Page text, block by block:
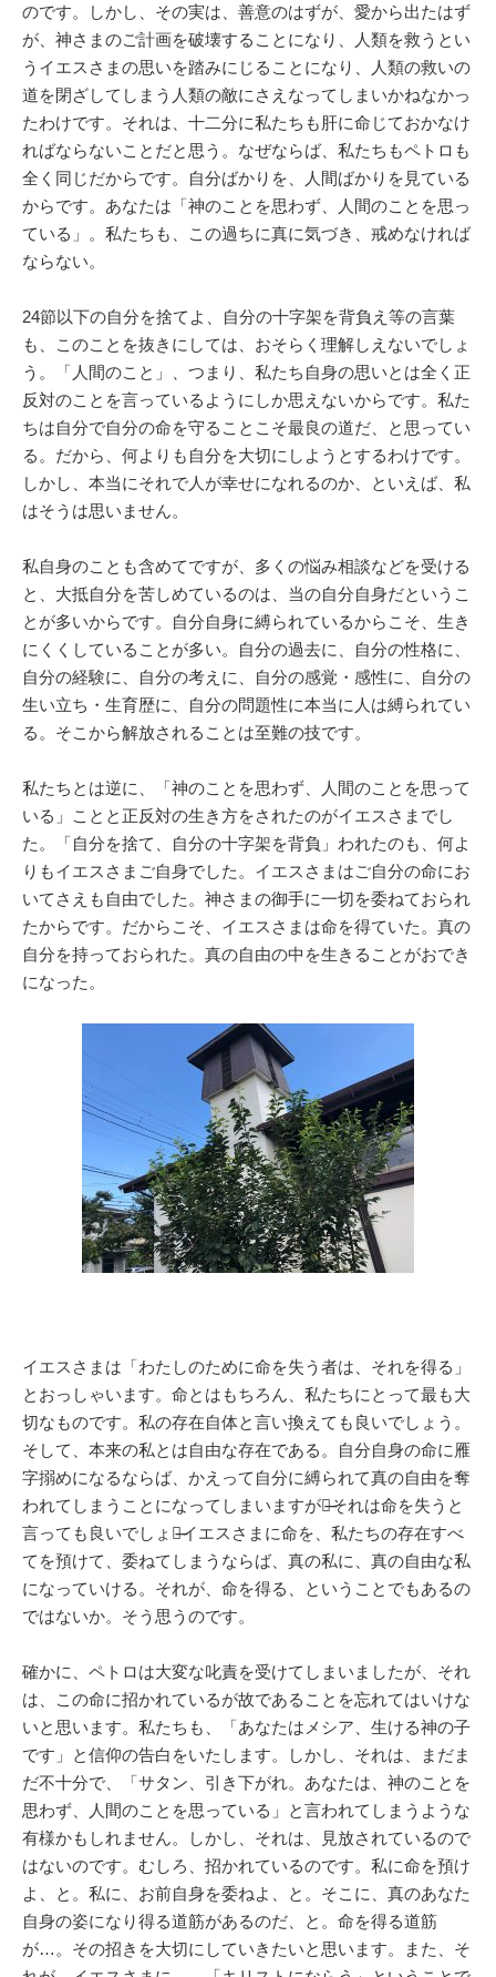
のです。しかし、その実は、善意のはずが、愛から出たはず
が、神さまのご計画を破壊することになり、人類を救うとい
うイエスさまの思いを踏みにじることになり、人類の救いの
道を閉ざしてしまう人類の敵にさえなってしまいかねなかっ
たわけです。それは、十二分に私たちも肝に命じておかなけ
ればならないことだと思う。なぜならば、私たちもペトロも
全く同じだからです。自分ばかりを、人間ばかりを見ている
からです。あなたは「神のことを思わず、人間のことを思っ
ている」。私たちも、この過ちに真に気づき、戒めなければ
ならない。
24節以下の自分を捨てよ、自分の十字架を背負え等の言葉
も、このことを抜きにしては、おそらく理解しえないでしょ
う。「人間のこと」、つまり、私たち自身の思いとは全く正
反対のことを言っているようにしか思えないからです。私た
ちは自分で自分の命を守ることこそ最良の道だ、と思ってい
る。だから、何よりも自分を大切にしようとするわけです。
しかし、本当にそれで人が幸せになれるのか、といえば、私
はそうは思いません。
私自身のことも含めてですが、多くの悩み相談などを受ける
と、大抵自分を苦しめているのは、当の自分自身だというこ
とが多いからです。自分自身に縛られているからこそ、生き
にくくしていることが多い。自分の過去に、自分の性格に、
自分の経験に、自分の考えに、自分の感覚・感性に、自分の
生い立ち・生育歴に、自分の問題性に本当に人は縛られてい
る。そこから解放されることは至難の技です。
私たちとは逆に、「神のことを思わず、人間のことを思って
いる」ことと正反対の生き方をされたのがイエスさまでし
た。「自分を捨て、自分の十字架を背負」われたのも、何よ
りもイエスさまご自身でした。イエスさまはご自分の命にお
いてさえも自由でした。神さまの御手に一切を委ねておられ
たからです。だからこそ、イエスさまは命を得ていた。真の
自分を持っておられた。真の自由の中を生きることがおでき
になった。
イエスさまは「わたしのために命を失う者は、それを得る」
とおっしゃいます。命とはもちろん、私たちにとって最も大
切なものです。私の存在自体と言い換えても良いでしょう。
そして、本来の私とは自由な存在である。自分自身の命に雁
字搦めになるならば、かえって自分に縛られて真の自由を奪
われてしまうことになってしまいますが、̶̶それは命を失うと
言っても良いでしょう̶̶イエスさまに命を、私たちの存在すべ
てを預けて、委ねてしまうならば、真の私に、真の自由な私
になっていける。それが、命を得る、ということでもあるの
ではないか。そう思うのです。
確かに、ペトロは大変な叱責を受けてしまいましたが、それ
は、この命に招かれているが故であることを忘れてはいけな
いと思います。私たちも、「あなたはメシア、生ける神の子
です」と信仰の告白をいたします。しかし、それは、まだま
だ不十分で、「サタン、引き下がれ。あなたは、神のことを
思わず、人間のことを思っている」と言われてしまうような
有様かもしれません。しかし、それは、見放されているので
はないのです。むしろ、招かれているのです。私に命を預け
よ、と。私に、お前自身を委ねよ、と。そこに、真のあなた
自身の姿になり得る道筋があるのだ、と。命を得る道筋
が…。その招きを大切にしていきたいと思います。また、そ